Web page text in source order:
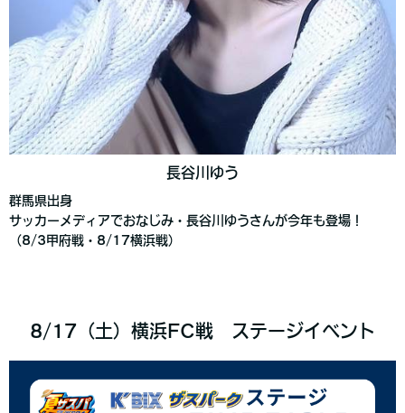
長谷川ゆう
群馬県出身
サッカーメディアでおなじみ・長谷川ゆうさんが今年も登場！
（8/3甲府戦・8/17横浜戦）
8/17（土）横浜FC戦 ステージイベント